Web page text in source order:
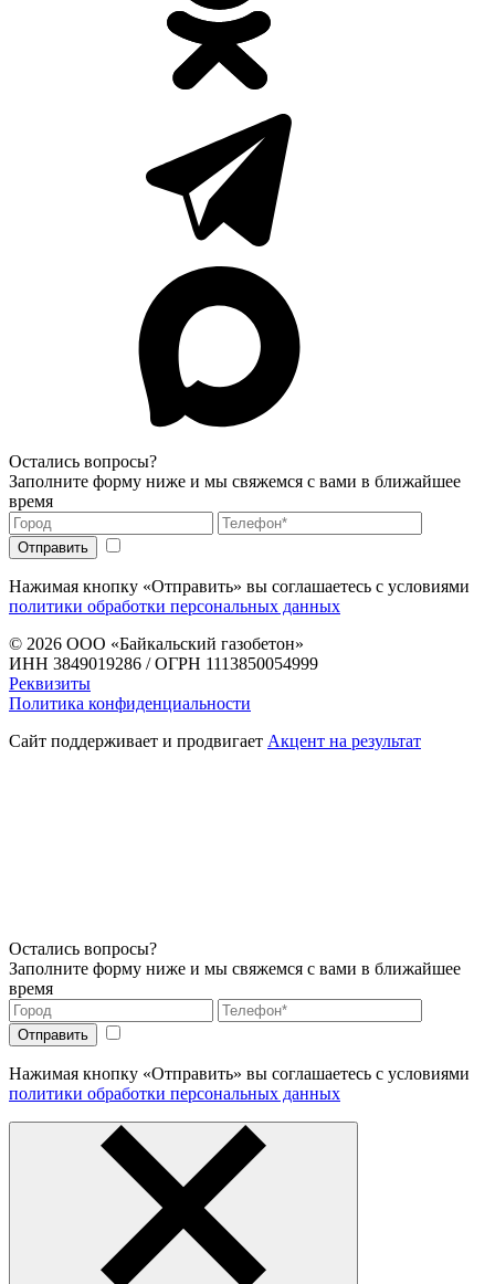
Остались вопросы?
Заполните форму ниже и мы свяжемся с вами в ближайшее
время
Нажимая кнопку «Отправить» вы соглашаетесь с условиями
политики обработки персональных данных
© 2026 ООО «Байкальский газобетон»
ИНН 3849019286 / ОГРН 1113850054999
Реквизиты
Политика конфиденциальности
Сайт поддерживает и продвигает Акцент на результат
Остались вопросы?
Заполните форму ниже и мы свяжемся с вами в ближайшее
время
Нажимая кнопку «Отправить» вы соглашаетесь с условиями
политики обработки персональных данных